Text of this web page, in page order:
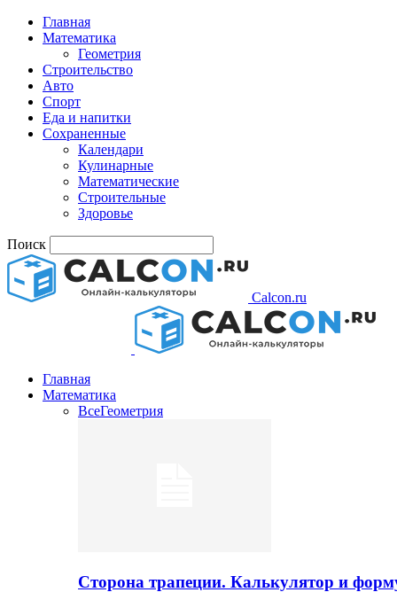
Главная
Математика
Геометрия
Строительство
Авто
Спорт
Еда и напитки
Сохраненные
Календари
Кулинарные
Математические
Строительные
Здоровье
Поиск
Calcon.ru
Главная
Математика
ВсеГеометрия
Сторона трапеции. Калькулятор и